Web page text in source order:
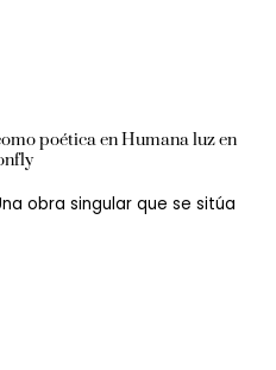
poética en Humana luz en
obra singular que se sitúa